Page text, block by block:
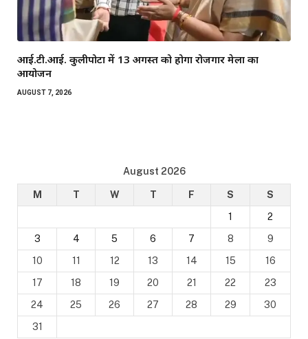
आई.टी.आई. कुलीपोटा में 13 अगस्त को होगा रोजगार मेला का
आयोजन
AUGUST 7, 2026
August 2026
M T W T F S
S
1
2
3
4 5 6 7 8
9
10
11 12 13 14 15
16
17
18 19 20 21 22
23
24
25 26 27 28 29
30
31